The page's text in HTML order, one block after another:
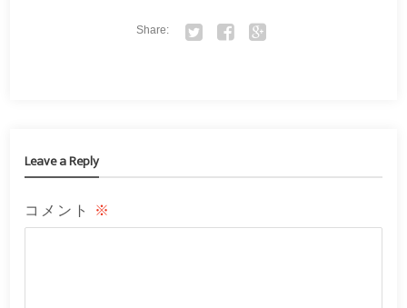
Share:
Leave a Reply
コメント ※